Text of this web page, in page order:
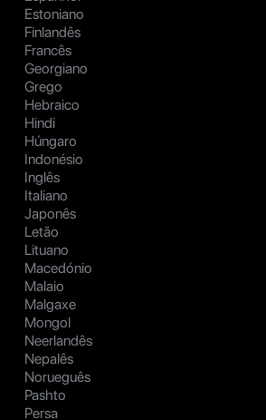
Estoniano
Finlandês
Francês
Georgiano
Grego
Hebraico
Hindi
Húngaro
Indonésio
Inglês
Italiano
Japonês
Letão
Lituano
Macedónio
Malaio
Malgaxe
Mongol
Neerlandês
Nepalês
Norueguês
Pashto
Persa